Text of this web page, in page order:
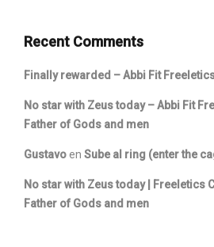
Recent Comments
Finally rewarded – Abbi Fit
No star with Zeus today – Abbi Fit
Father of Gods and men
Gustavo en Sube al ring (enter the
No star with Zeus today | Freeletics
Father of Gods and men